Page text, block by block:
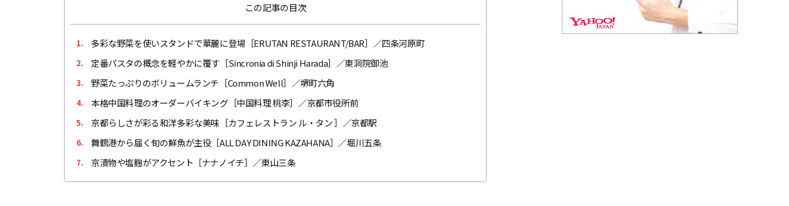
この記事の目次
1. 多彩な野菜を使いスタンドで華麗に登場［ERUTAN RESTAURANT/BAR］／四条河原町
2. 定番パスタの概念を軽やかに覆す［Sincronia di Shinji Harada］／東洞院御池
3. 野菜たっぷりのボリュームランチ［Common Well］／堺町六角
4. 本格中国料理のオーダーバイキング［中国料理 桃李］／京都市役所前
5. 京都らしさが彩る和洋多彩な美味［カフェレストラン ル・タン ］／京都駅
6. 舞鶴港から届く旬の鮮魚が主役［ALL DAY DINING KAZAHANA］／堀川五条
7. 京漬物や塩麹がアクセント［ナナノイチ］／東山三条